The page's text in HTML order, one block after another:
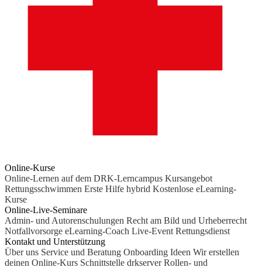
Online-Kurse
Online-Lernen auf dem DRK-Lerncampus Kursangebot
Rettungsschwimmen Erste Hilfe hybrid Kostenlose eLearning-
Kurse
Online-Live-Seminare
Admin- und Autorenschulungen Recht am Bild und Urheberrecht
Notfallvorsorge eLearning-Coach Live-Event Rettungsdienst
Kontakt und Unterstützung
Über uns Service und Beratung Onboarding Ideen Wir erstellen
deinen Online-Kurs Schnittstelle drkserver Rollen- und